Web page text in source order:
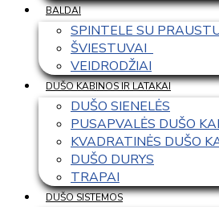
BALDAI
SPINTELE SU
ŠVIESTUVAI
VEIDRODŽIAI
DUŠO KABINOS IR LATAKAI
DUŠO SIENELĖS
PUSAPVALĖS DUŠO
KVADRATINĖS DUŠO
DUŠO DURYS
TRAPAI
DUŠO SISTEMOS